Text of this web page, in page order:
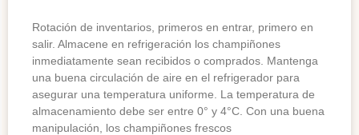
Rotación de inventarios, primeros en entrar, primero en
salir. Almacene en refrigeración los champiñones
inmediatamente sean recibidos o comprados. Mantenga
una buena circulación de aire en el refrigerador para
asegurar una temperatura uniforme. La temperatura de
almacenamiento debe ser entre 0° y 4°C. Con una buena
manipulación, los champiñones frescos